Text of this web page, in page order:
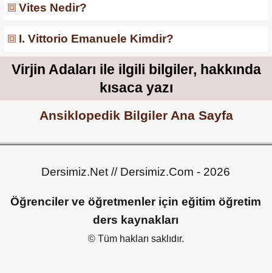
Vites Nedir?
I. Vittorio Emanuele Kimdir?
Virjin Adaları ile ilgili bilgiler, hakkında
kısaca yazı
Ansiklopedik Bilgiler Ana Sayfa
Dersimiz.Net // Dersimiz.Com - 2026
Öğrenciler ve öğretmenler için eğitim öğretim
ders kaynakları
© Tüm hakları saklıdır.